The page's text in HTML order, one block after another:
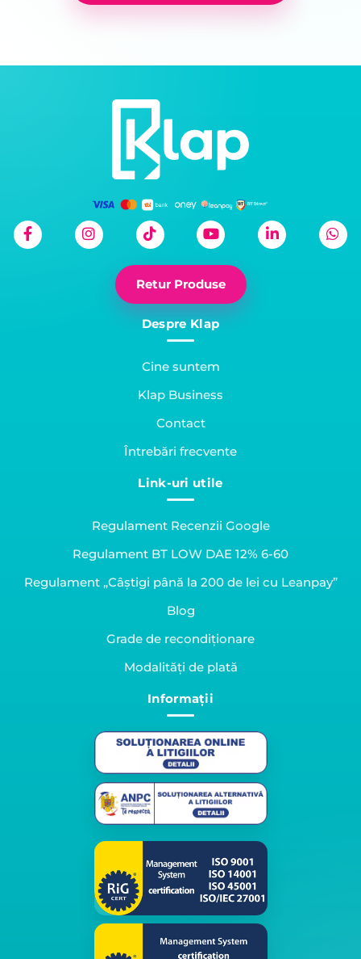
Retur Produse
Despre Klap
Cine suntem
Klap Business
Contact
Întrebări frecvente
Link-uri utile
Regulament Recenzii Google
Regulament BT LOW DAE 12% 6-60
Regulament „Câștigi până la 200 de lei cu Leanpay”
Blog
Grade de recondiționare
Modalități de plată
Informații